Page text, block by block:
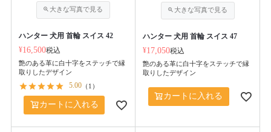
ハンター 犬用 首輪 スイス 42
¥16,500税込
艶のある革に白十字をステッチで縁
取りしたデザイン
5.00（ 1 ）
カートに入れる
ハンター 犬用 首輪 スイス 47
¥17,050税込
艶のある革に白十字をステッチで縁
取りしたデザイン
カートに入れる